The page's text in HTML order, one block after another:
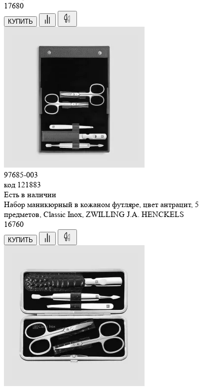
17680
КУПИТЬ
97685-003
код 121883
Есть в наличии
Набор маникюрный в кожаном футляре, цвет антрацит, 5
предметов, Classic Inox, ZWILLING J.A. HENCKELS
16760
КУПИТЬ